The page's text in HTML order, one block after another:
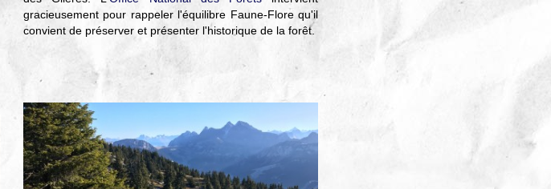
gracieusement pour rappeler l'équilibre Faune-Flore qu'il
convient de préserver et présenter l'historique de la forêt.